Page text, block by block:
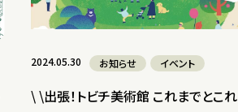
2024.05.30 お知らせ イベント
\ \出張！トビチ美術館 これまでとこれ